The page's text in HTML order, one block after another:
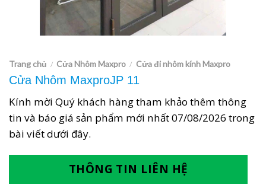
Trang chủ / Cửa Nhôm Maxpro / Cửa đi nhôm kính Maxpro
Cửa Nhôm MaxproJP 11
Kính mời Quý khách hàng tham khảo thêm thông
tin và báo giá sản phẩm mới nhất07/08/2026 trong
bài viết dưới đây.
THÔNG TIN LIÊN HỆ